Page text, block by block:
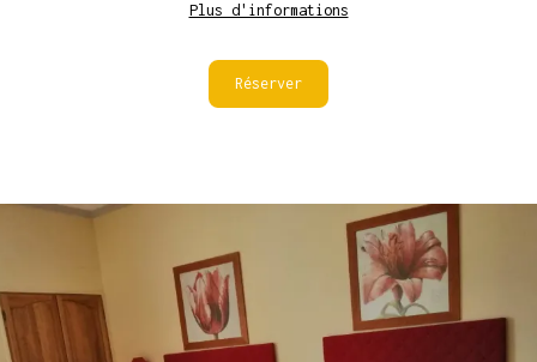
Plus d'informations
Réserver